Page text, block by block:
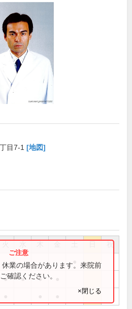
目7-1 [地図]
祝
● ● ●
業の場合があります。来院前
確認ください。
×閉じる